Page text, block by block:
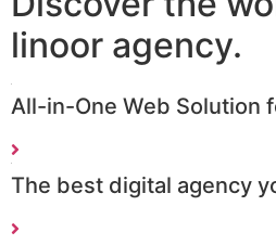
We’re Ready to
& Stronger
Contact with us
Discover the
linoor agency.